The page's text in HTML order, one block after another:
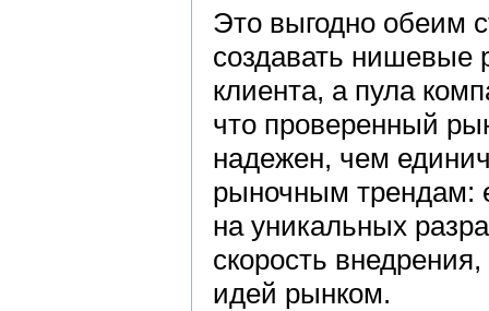
Это выгодно обеим
создавать нишевые
клиента, а пула
что проверенный
надежен, чем
рыночным трендам:
на уникальных
скорость
идей рынком.